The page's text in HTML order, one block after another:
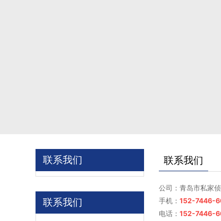
联系我们
联系我们
联系我们
公司：青岛市私家
手机： 152-7446-
电话： 152-7446-